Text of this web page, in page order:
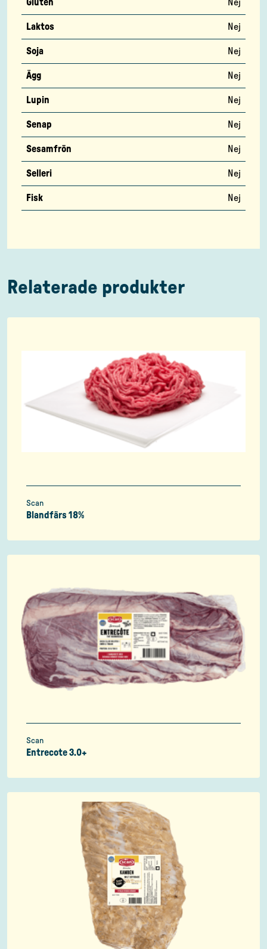
Gluten Nej
Laktos Nej
Soja Nej
Ägg Nej
Lupin Nej
Senap Nej
Sesamfrön Nej
Selleri Nej
Fisk Nej
Relaterade produkter
Scan
Blandfärs 18%
Scan
Entrecote 3.0+